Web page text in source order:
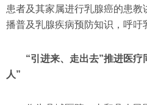
患者及其家属进行乳腺癌的患
播普及乳腺疾病预防知识，呼吁
“引进来、走出去”推进医疗
人”